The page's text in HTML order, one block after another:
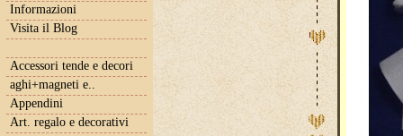
Informazioni
Visita il Blog
Accessori tende e decori
aghi+magneti e..
Appendini
Art. regalo e decorativi